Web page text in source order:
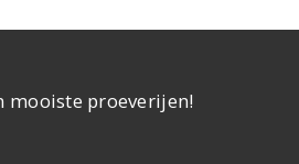
mooiste proeverijen!